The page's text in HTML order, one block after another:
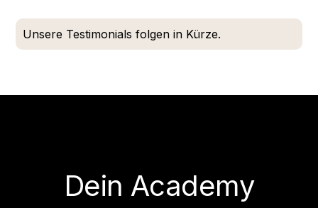
Unsere Testimonials folgen in Kürze.
Dein Academy